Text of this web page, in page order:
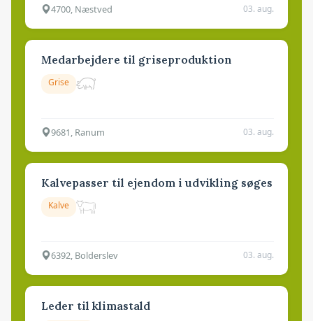
4700, Næstved 03. aug.
Medarbejdere til griseproduktion
Grise
9681, Ranum 03. aug.
Kalvepasser til ejendom i udvikling søges
Kalve
6392, Bolderslev 03. aug.
Leder til klimastald